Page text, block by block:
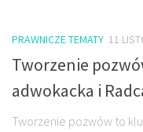
PRAWNICZE TEMATY 11
Tworzenie
adwokacka i
Tworzenie pozwów to